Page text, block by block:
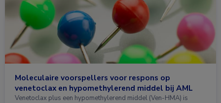
Moleculaire voorspellers voor respons op
venetoclax en hypomethylerend middel bij AML
Venetoclax plus een hypomethylerend middel (Ven-HMA) is